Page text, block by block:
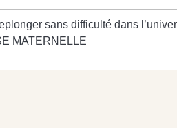
sans difficulté dans
MATERNELLE